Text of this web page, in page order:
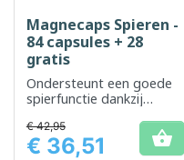
Magnecaps Spieren -
84 capsules + 28
gratis
Ondersteunt een goede
spierfunctie dankzij
Prijs
€ 42,95
€ 36,51 